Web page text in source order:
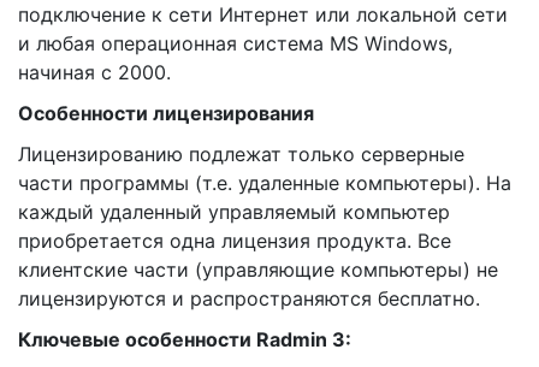
подключение к сети Интернет или локальной сети
и любая операционная система MS Windows,
начиная с 2000.
Особенности лицензирования
Лицензированию подлежат только серверные
части программы (т.е. удаленные компьютеры). На
каждый удаленный управляемый компьютер
приобретается одна лицензия продукта. Все
клиентские части (управляющие компьютеры) не
лицензируются и распространяются бесплатно.
Ключевые особенности Radmin 3: